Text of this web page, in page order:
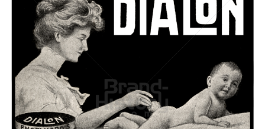
DIALON-PUDER DIALON-PUDER 1911